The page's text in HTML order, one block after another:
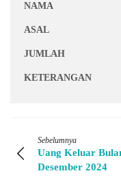
NAMA
ASAL
JUMLAH
KETERANGAN
Sebelumnya
Uang Keluar
Desember 2024